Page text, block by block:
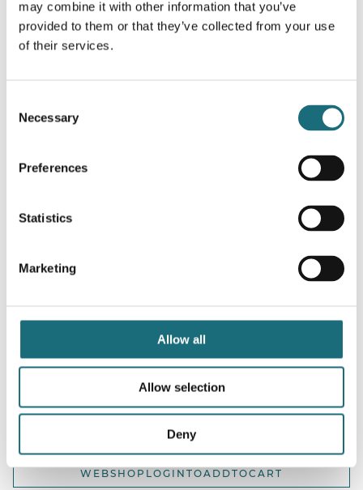
may combine it with other information that you’ve
provided to them or that they’ve collected from your use
of their services.
Selection
Necessary
Preferences
Statistics
Marketing
Allow all
Allow selection
Deny
eco-DAMPA LED Panel er skræddersyet til dette
loft system som kan anvendes og
installeres direkte uden brug af ekstra tilbehør -
Relaterede produkter
Driver, CC, 900mA, On/Off, 36W, Flicker Free,
LiFud/Boke, 900mA, Hun Connector
webshopProductId PND-DRIVER
webshopProductListInventoryInStock
WEBSHOPLOGINTOADDTOCART